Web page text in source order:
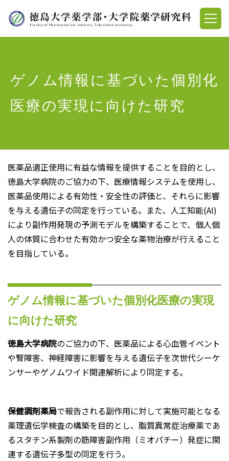
ゲノム情報に基づいた個別化
医療の実現に向けた研究
医薬品適正使用に有益な情報を提供することを目的とし、
徳島大学病院のご協力の下、医療情報システムを使用し、
医薬品使用による有効性・安全性の評価と、それらに影響
を与える遺伝子の同定を行っている。また、人工知能(AI)
により副作用発現の予測モデルを構築することで、個人個
人の体質に合わせた有効かつ安全な薬物治療が行えること
を目指している。
ゲノム情報に基づいた個別化医療の実現
に向けた研究
徳島大学病院のご協力の下、医薬品による心血管イベント
や腎障害、神経障害に影響を与える遺伝子を次世代シーケ
ンサーやゲノムワイド関連解析により同定する。
保健調剤薬局で報告される副作用に対して実施可能となる
薬理遺伝学検査の構築を目的とし、脂質異常症治療薬であ
るスタチン系製剤の筋障害副作用（ミオパチー）発症に関
連する遺伝子多型の同定を行う。